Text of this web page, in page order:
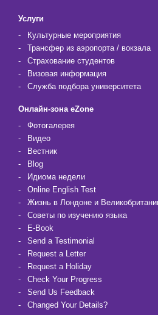
Услуги
Культурные мероприятия
Трансфер из аэропорта / вокзала
Страхование студентов
Визовая информация
Служба подбора университета
Онлайн-зона eZone
Фотогалерея
Видео
Вестник
Blog
Идиома недели
Online English Test
Жизнь в Лондоне и
Советы по изучению языка
E-Book
Send a Testimonial
Request a Letter
Request a Holiday
Check Your Progress
Send Us Feedback
Changed Your Details?